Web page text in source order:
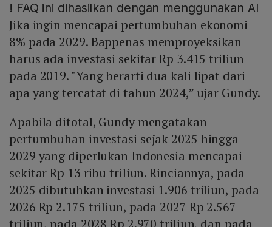
! FAQ ini dihasilkan dengan menggunakan AI
Jika ingin mencapai pertumbuhan ekonomi
8% pada 2029. Bappenas memproyeksikan
harus ada investasi sekitar Rp 3.415 triliun
pada 2019. "Yang berarti dua kali lipat dari
apa yang tercatat di tahun 2024,” ujar Gundy.
Apabila ditotal, Gundy mengatakan
pertumbuhan investasi sejak 2025 hingga
2029 yang diperlukan Indonesia mencapai
sekitar Rp 13 ribu triliun. Rinciannya, pada
2025 dibutuhkan investasi 1.906 triliun, pada
2026 Rp 2.175 triliun, pada 2027 Rp 2.567